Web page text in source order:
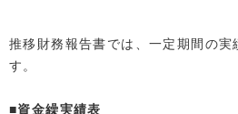
推移財務報告書では、一定期間の実
す。
■資金繰実績表